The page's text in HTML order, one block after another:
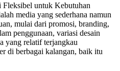
Fleksibel untuk Kebutuhan
media yang sederhana namun
mulai dari promosi, branding,
penggunaan, variasi desain
yang relatif terjangkau
di berbagai kalangan, baik itu